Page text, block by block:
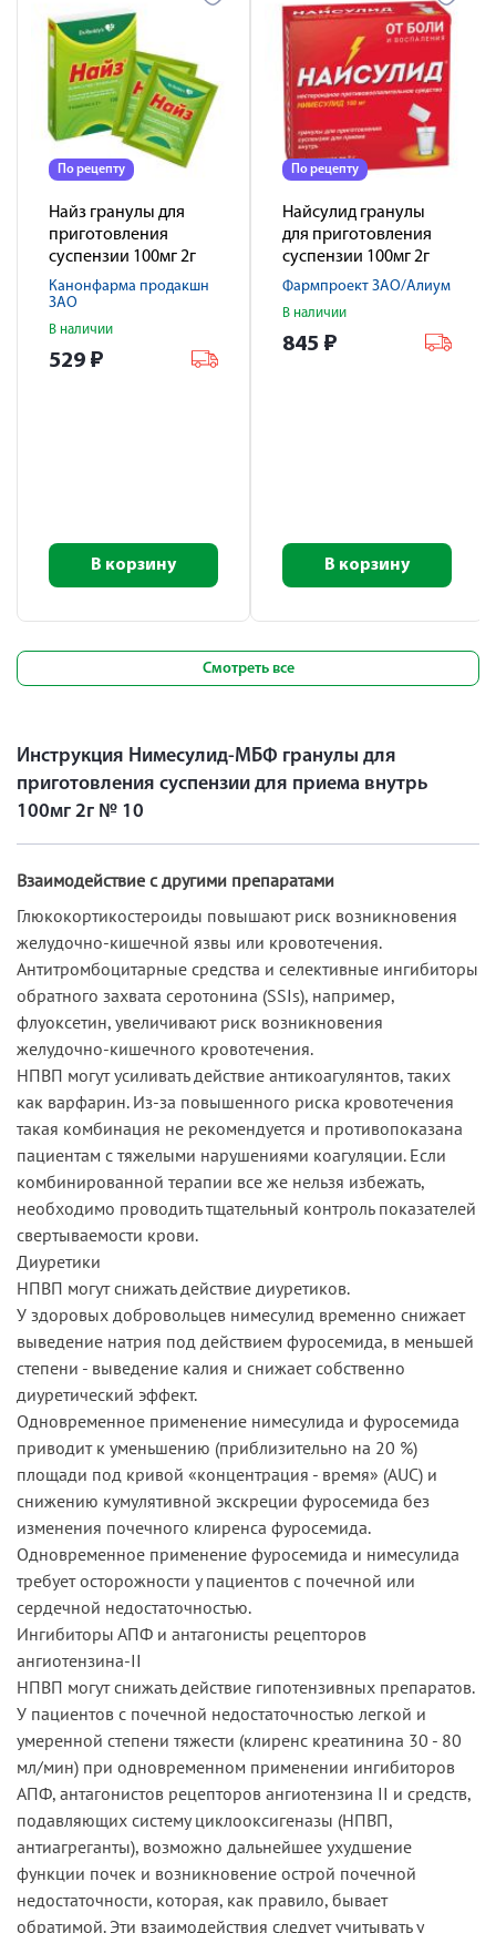
По рецепту
Найз гранулы для
приготовления
суспензии 100мг 2г
№9
Канонфарма продакшн
ЗАО
В наличии
529 ₽
В корзину
По рецепту
Найсулид гранулы
для приготовления
суспензии 100мг 2г
№30
Фармпроект ЗАО/Алиум
В наличии
845 ₽
В корзину
Смотреть все
Инструкция Нимесулид-МБФ гранулы для
приготовления суспензии для приема внутрь
100мг 2г № 10
Взаимодействие с другими препаратами
Глюкокортикостероиды повышают риск возникновения
желудочно-кишечной язвы или кровотечения.
Антитромбоцитарные средства и селективные ингибиторы
обратного захвата серотонина (SSIs), например,
флуоксетин, увеличивают риск возникновения
желудочно-кишечного кровотечения.
НПВП могут усиливать действие антикоагулянтов, таких
как варфарин. Из-за повышенного риска кровотечения
такая комбинация не рекомендуется и противопоказана
пациентам с тяжелыми нарушениями коагуляции. Если
комбинированной терапии все же нельзя избежать,
необходимо проводить тщательный контроль показателей
свертываемости крови.
Диуретики
НПВП могут снижать действие диуретиков.
У здоровых добровольцев нимесулид временно снижает
выведение натрия под действием фуросемида, в меньшей
степени - выведение калия и снижает собственно
диуретический эффект.
Одновременное применение нимесулида и фуросемида
приводит к уменьшению (приблизительно на 20 %)
площади под кривой «концентрация - время» (АUC) и
снижению кумулятивной экскреции фуросемида без
изменения почечного клиренса фуросемида.
Одновременное применение фуросемида и нимесулида
требует осторожности у пациентов с почечной или
сердечной недостаточностью.
Ингибиторы АПФ и антагонисты рецепторов
ангиотензина-II
НПВП могут снижать действие гипотензивных препаратов.
У пациентов с почечной недостаточностью легкой и
умеренной степени тяжести (клиренс креатинина 30 - 80
мл/мин) при одновременном применении ингибиторов
АПФ, антагонистов рецепторов ангиотензина II и средств,
подавляющих систему циклооксигеназы (НПВП,
антиагреганты), возможно дальнейшее ухудшение
функции почек и возникновение острой почечной
недостаточности, которая, как правило, бывает
обратимой. Эти взаимодействия следует учитывать у